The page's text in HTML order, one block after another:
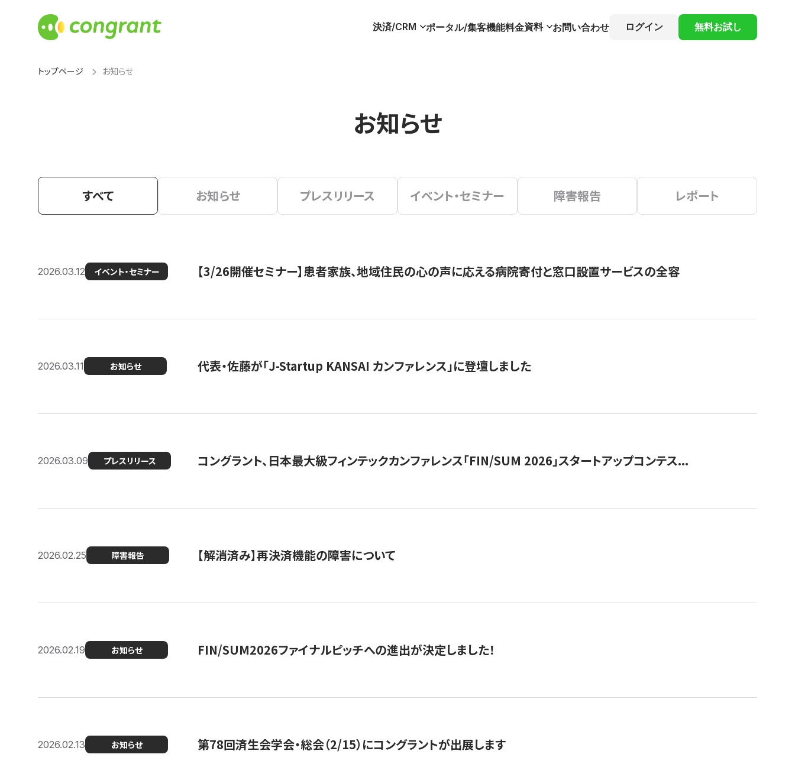
決済/CRM ポータル/集客機能料金資料 お問い合わせ ログイン 無料お試し
トップページ お知らせ
お知らせ
すべて お知らせ プレスリリース イベント・セミナー 障害報告 レポート
2026.03.12 イベント・セミナー 【3/26開催セミナー】患者家族、地域住民の心の声に応える病院寄付と窓口設置サービスの全容
2026.03.11 お知らせ 代表・佐藤が「J-Startup KANSAI カンファレンス」に登壇しました
2026.03.09 プレスリリース コングラント、日本最大級フィンテックカンファレンス「FIN/SUM 2026」スタートアップコンテス...
2026.02.25 障害報告 【解消済み】再決済機能の障害について
2026.02.19 お知らせ FIN/SUM2026ファイナルピッチへの進出が決定しました！
2026.02.13 お知らせ 第78回済生会学会・総会（2/15）にコングラントが出展します